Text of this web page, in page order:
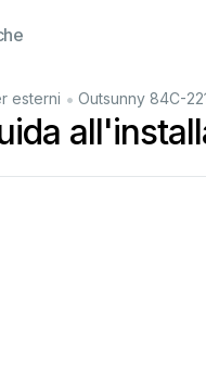
esterni • Outsunny 84C-